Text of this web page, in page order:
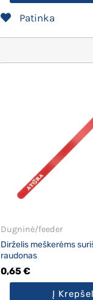
Patinka
Dugninė/feeder
Dirželis meškerėms
raudonas
0,65€
Į